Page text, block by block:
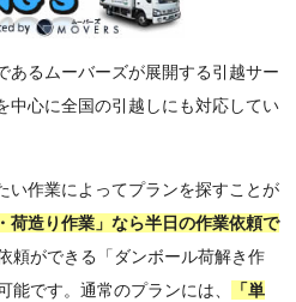
あるムーバーズが展開する引越サー
中心に全国の引越しにも対応してい
い作業によってプランを探すことが
荷造り作業」なら半日の作業依頼で
頼ができる「ダンボール荷解き作
です。通常のプランには、
「単